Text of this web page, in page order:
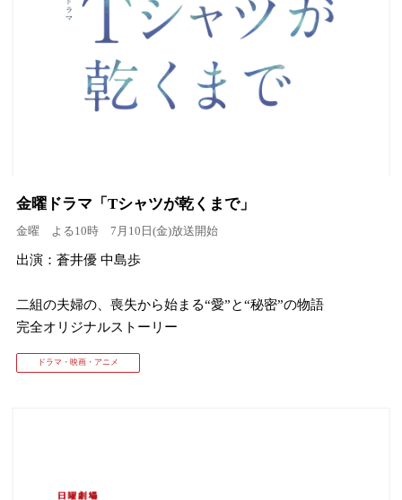
金曜ドラマ「Tシャツが乾くまで」
金曜 よる10時 7月10日(金)放送開始
出演：蒼井優 中島歩
⼆組の夫婦の、喪失から始まる“愛”と“秘密”の物語
完全オリジナルストーリー
ドラマ・映画・アニメ